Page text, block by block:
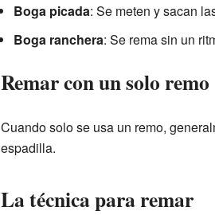
Boga picada: Se meten y sacan
Boga ranchera: Se rema sin un
Remar con un solo remo
Cuando solo se usa un remo,
espadilla.
La técnica para remar